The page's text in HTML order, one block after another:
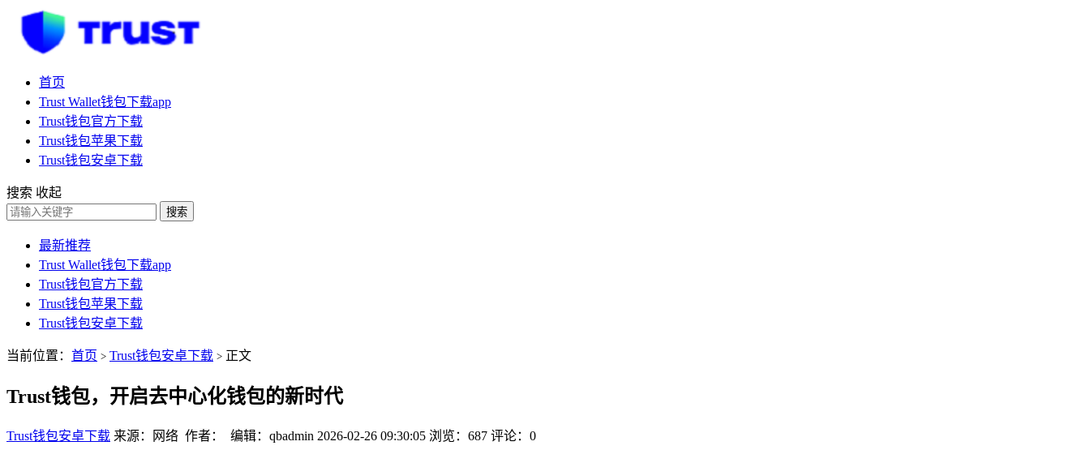
首页
Trust Wallet钱包下载app
Trust钱包官方下载
Trust钱包苹果下载
Trust钱包安卓下载
搜索 收起
搜索
最新推荐
Trust Wallet钱包下载app
Trust钱包官方下载
Trust钱包苹果下载
Trust钱包安卓下载
当前位置： 首页 > Trust钱包安卓下载 > 正文
Trust钱包，开启去中心化钱包的新时代
Trust钱包安卓下载 来源：网络 作者： 编辑：qbadmin 2026-02-26 09:30:05 浏览：687 评论：0